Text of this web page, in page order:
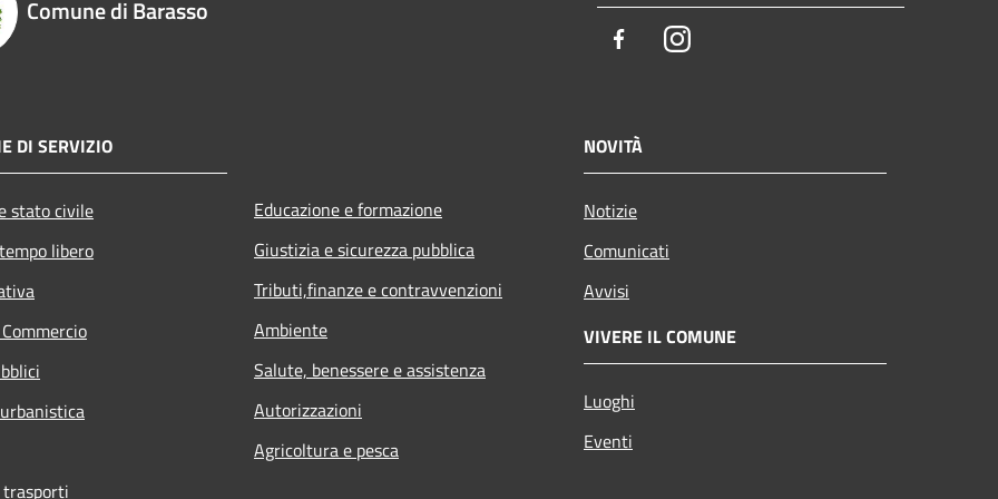
Comune di Barasso
FacebookInstagram
DI SERVIZIO
stato civile
libero
Educazione e formazione
Giustizia e sicurezza pubblica
Tributi,finanze e contravvenzioni
Ambiente
Salute, benessere e assistenza
Autorizzazioni
Agricoltura e pesca
NOVITÀ
Notizie
Comunicati
Avvisi
VIVERE IL COMUNE
Luoghi
Eventi